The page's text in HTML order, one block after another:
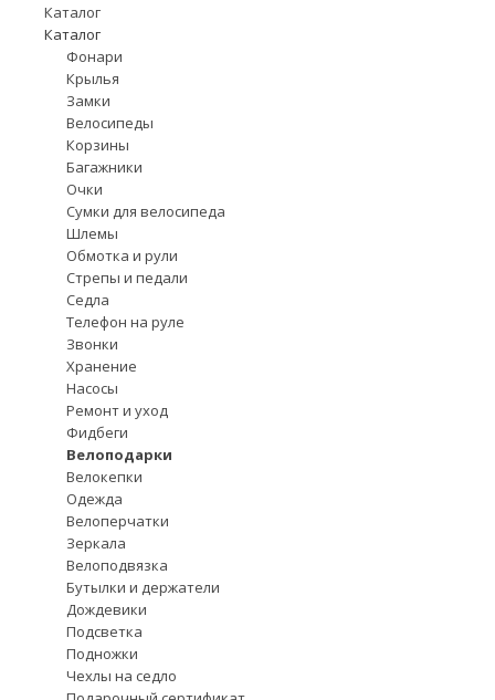
Каталог
Каталог
Фонари
Крылья
Замки
Велосипеды
Корзины
Багажники
Очки
Сумки для велосипеда
Шлемы
Обмотка и рули
Стрепы и педали
Седла
Телефон на руле
Звонки
Хранение
Насосы
Ремонт и уход
Фидбеги
Велоподарки
Велокепки
Одежда
Велоперчатки
Зеркала
Велоподвязка
Бутылки и держатели
Дождевики
Подсветка
Подножки
Чехлы на седло